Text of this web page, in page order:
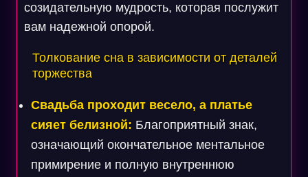
созидательную мудрость, которая послужит
вам надежной опорой.
Толкование сна в зависимости от деталей
торжества
Свадьба проходит весело, а платье
сияет белизной: Благоприятный знак,
означающий окончательное ментальное
примирение и полную внутреннюю